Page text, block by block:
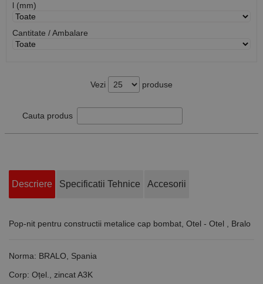
l (mm)
Cantitate / Ambalare
Vezi produse
Cauta produs
Descriere Specificatii Tehnice Accesorii
Pop-nit pentru constructii metalice cap bombat, Otel - Otel , Bralo
Norma: BRALO, Spania
Corp: Oțel., zincat A3K